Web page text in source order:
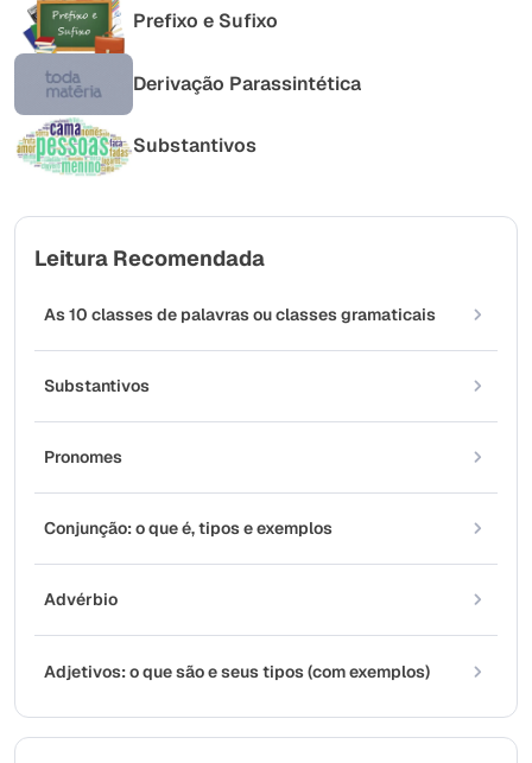
Prefixo e Sufixo
Derivação Parassintética
Substantivos
Leitura Recomendada
As 10 classes de palavras ou classes gramaticais
Substantivos
Pronomes
Conjunção: o que é, tipos e exemplos
Advérbio
Adjetivos: o que são e seus tipos (com exemplos)